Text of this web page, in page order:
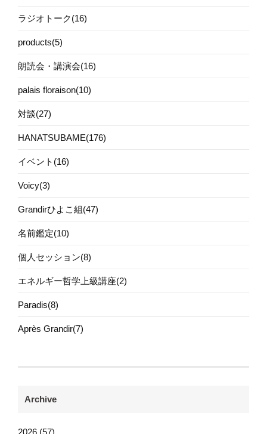
ラジオトーク(16)
products(5)
朗読会・講演会(16)
palais floraison(10)
対談(27)
HANATSUBAME(176)
イベント(16)
Voicy(3)
Grandirひよこ組(47)
名前鑑定(10)
個人セッション(8)
エネルギー哲学上級講座(2)
Paradis(8)
Après Grandir(7)
Archive
2026 (57)